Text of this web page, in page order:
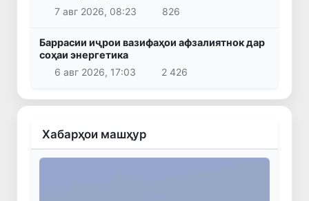
7 авг 2026, 08:23
826
Баррасии иҷрои вазифаҳои афзалиятнок дар
соҳаи энергетика
6 авг 2026, 17:03
2 426
Хабарҳои машҳур